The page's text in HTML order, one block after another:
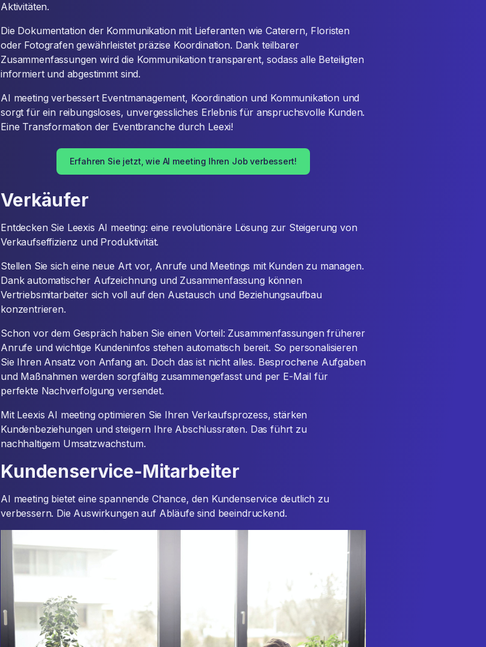
Aktivitäten.
Die Dokumentation der Kommunikation mit Lieferanten wie Caterern, Floristen
oder Fotografen gewährleistet präzise Koordination. Dank teilbarer
Zusammenfassungen wird die Kommunikation transparent, sodass alle Beteiligten
informiert und abgestimmt sind.
AI meeting verbessert Eventmanagement, Koordination und Kommunikation und
sorgt für ein reibungsloses, unvergessliches Erlebnis für anspruchsvolle Kunden.
Eine Transformation der Eventbranche durch Leexi!
Erfahren Sie jetzt, wie AI meeting Ihren Job verbessert!
Verkäufer
Entdecken Sie Leexis AI meeting: eine revolutionäre Lösung zur Steigerung von
Verkaufseffizienz und Produktivität.
Stellen Sie sich eine neue Art vor, Anrufe und Meetings mit Kunden zu managen.
Dank automatischer Aufzeichnung und Zusammenfassung können
Vertriebsmitarbeiter sich voll auf den Austausch und Beziehungsaufbau
konzentrieren.
Schon vor dem Gespräch haben Sie einen Vorteil: Zusammenfassungen früherer
Anrufe und wichtige Kundeninfos stehen automatisch bereit. So personalisieren
Sie Ihren Ansatz von Anfang an. Doch das ist nicht alles. Besprochene Aufgaben
und Maßnahmen werden sorgfältig zusammengefasst und per E-Mail für
perfekte Nachverfolgung versendet.
Mit Leexis AI meeting optimieren Sie Ihren Verkaufsprozess, stärken
Kundenbeziehungen und steigern Ihre Abschlussraten. Das führt zu
nachhaltigem Umsatzwachstum.
Kundenservice-Mitarbeiter
AI meeting bietet eine spannende Chance, den Kundenservice deutlich zu
verbessern. Die Auswirkungen auf Abläufe sind beeindruckend.